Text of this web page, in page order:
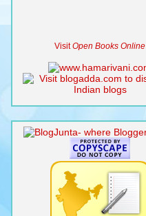
VisitOpen Books Online